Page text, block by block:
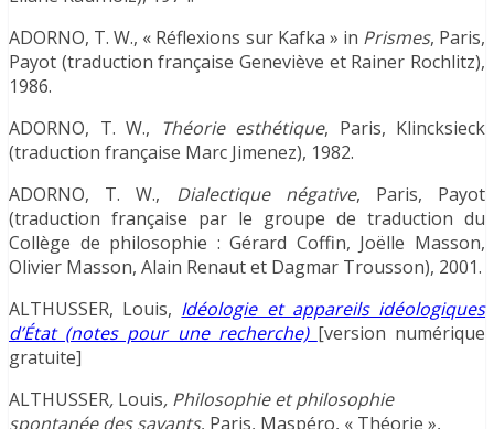
ADORNO, T. W., « Réflexions sur Kafka » in Prismes, Paris,
Payot (traduction française Geneviève et Rainer Rochlitz),
1986.
ADORNO, T. W., Théorie esthétique, Paris, Klincksieck
(traduction française Marc Jimenez), 1982.
ADORNO, T. W., Dialectique négative, Paris, Payot
(traduction française par le groupe de traduction du
Collège de philosophie : Gérard Coffin, Joëlle Masson,
Olivier Masson, Alain Renaut et Dagmar Trousson), 2001.
ALTHUSSER, Louis, Idéologie et appareils idéologiques
d’État (notes pour une recherche) [version numérique
gratuite]
ALTHUSSER, Louis, Philosophie et philosophie
spontanée des savants, Paris, Maspéro, « Théorie »,